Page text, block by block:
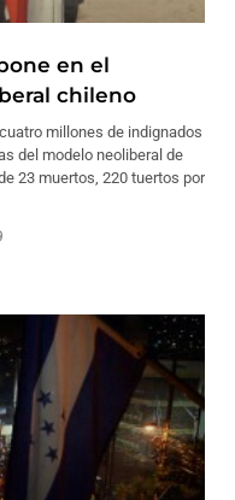
en el
chileno
millones de indignados
del modelo neoliberal de
23 muertos, 220 tuertos por